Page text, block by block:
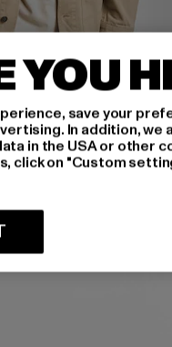
125,99
YOU
save your
In addition,
in the USA or other
on "Custom